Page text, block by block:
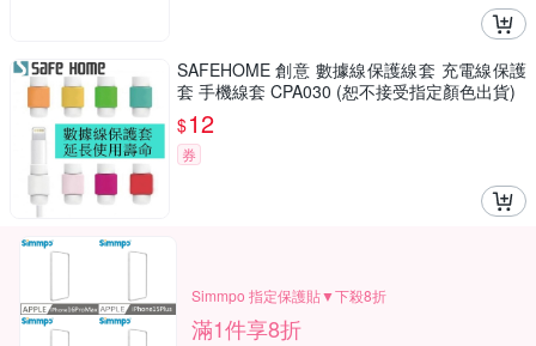
SAFEHOME 創意 數據線保護線套 充電線保護
套 手機線套 CPA030 (恕不接受指定顏色出貨)
$12
券
Simmpo 指定保護貼▼下殺8折
滿1件享8折